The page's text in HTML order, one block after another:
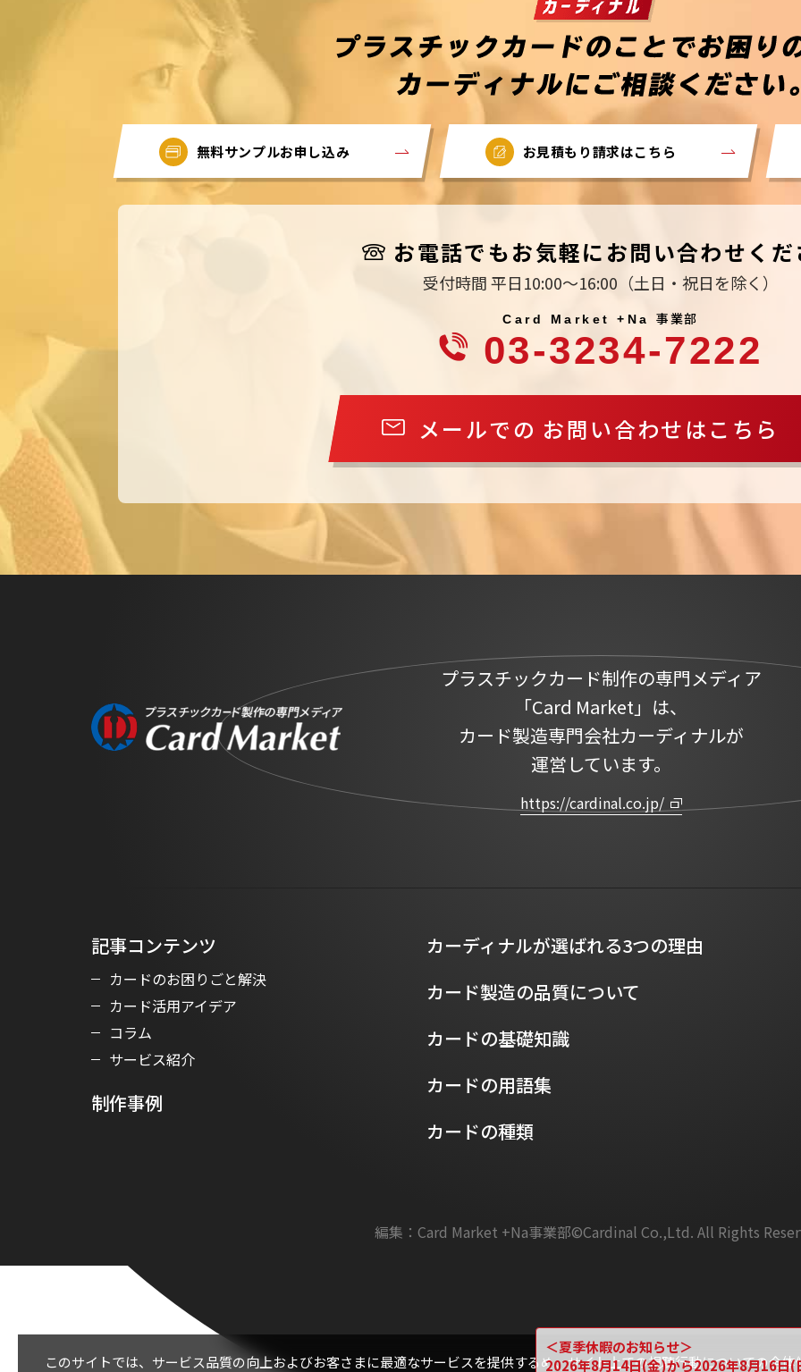
無料サンプルお申し込み お見積もり請求はこちら
お電話でもお気軽にお問い合わせく
受付時間 平日10:00～16:00 （土日・祝日を除く）
Card Market +Na事業部
03-3234-7222
メールでの お問い合わせはこちら
プラスチックカード制作の専門メディア
「Card Market」は、
カード製造専門会社カーディナルが
運営しています。
https://cardinal.co.jp/
記事コンテンツ
カードのお困りごと解決
カード活用アイデア
コラム
サービス紹介
制作事例
カーディナルが選ばれる3つの理由
カード製造の品質について
カードの基礎知識
カードの用語集
カードの種類
編集：Card Market +Na事業部©Cardinal Co.,Ltd. All Rights
＜夏季休暇のお知らせ＞
2026年8月14日(金)から2026年8月16日(
このサイトでは、サービス品質の向上およびお客さまに最適なサービスを提供するめ、サイト上での視聴行動についての全